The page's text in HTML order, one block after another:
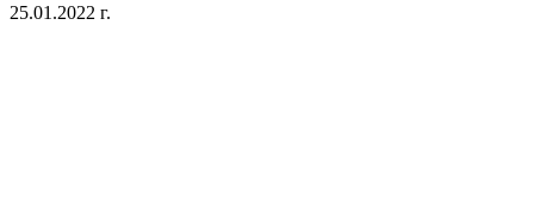
25.01.2022 г.